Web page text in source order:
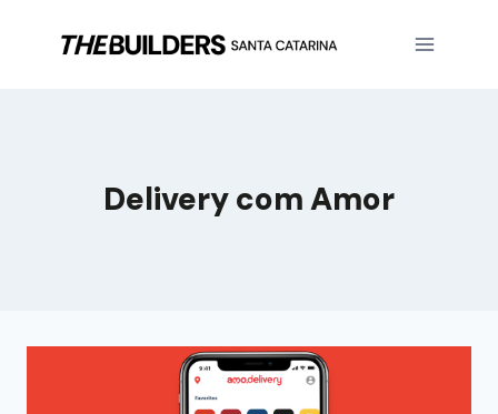
Delivery com Amor